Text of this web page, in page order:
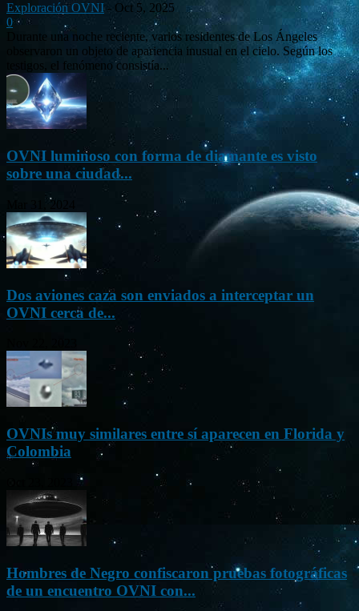
Exploración OVNI - Oct 5, 2025
0
Durante una noche reciente, varios residentes de Los Ángeles
observaron un objeto de apariencia inusual en el cielo. Según los
testigos, el fenómeno consistía...
OVNI luminoso con forma de diamante es visto
sobre una ciudad...
Mar 31, 2024
Dos aviones caza son enviados a interceptar un
OVNI cerca de...
OVNIs muy similares entre sí aparecen en Florida y
Colombia
Hombres de Negro confiscaron pruebas fotográficas
de un encuentro OVNI con...